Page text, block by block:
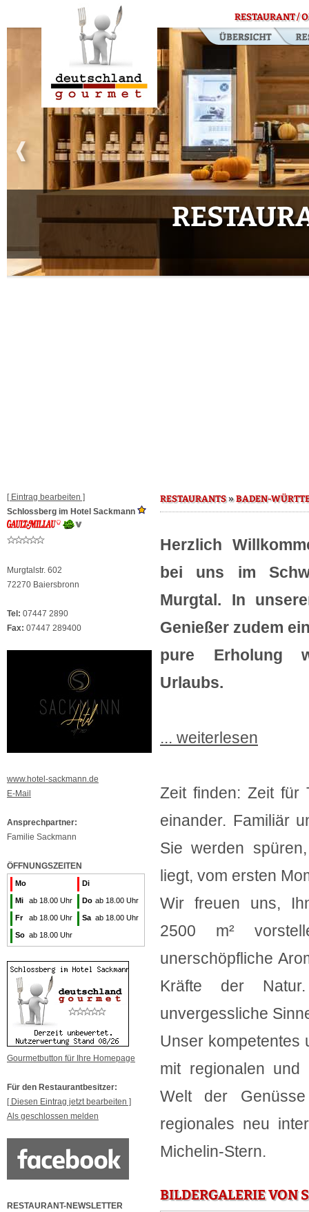
RESTAURANT /
[ Eintrag bearbeiten ]
Schlossberg im Hotel Sackmann
Murgtalstr. 602
72270 Baiersbronn
Tel: 07447 2890
Fax: 07447 289400
www.hotel-sackmann.de
E-Mail
Ansprechpartner:
Familie Sackmann
ÖFFNUNGSZEITEN
Mo Di
Mi ab 18.00 Uhr Do ab 18.00 Uhr
Fr ab 18.00 Uhr Sa ab 18.00 Uhr
So ab 18.00 Uhr
Gourmetbutton für Ihre Homepage
Für den Restaurantbesitzer:
[ Diesen Eintrag jetzt bearbeiten ]
Als geschlossen melden
RESTAURANT-NEWSLETTER
RESTAURANTS»BADEN-
Herzlich
bei uns im
Murgtal. In
Genießer zudem
pure Erholung
Urlaubs.
... weiterlesen
Zeit finden: Zeit für
einander. Familiär
Sie werden
liegt, vom ersten
Wir freuen uns,
2500 m²
unerschöpfliche
Kräfte der
unvergessliche
Unser kompetentes
mit regionalen und
Welt der
regionales neu
Michelin-Stern.
BILDERGALERIE VON